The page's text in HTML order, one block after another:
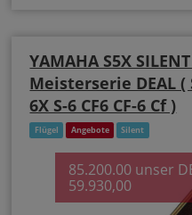
YAMAHA S5X
Meisterserie DEAL (
6X S-6 CF6 CF-6 Cf )
Flügel Angebote Silent
85.200.00 unser
59.930,00